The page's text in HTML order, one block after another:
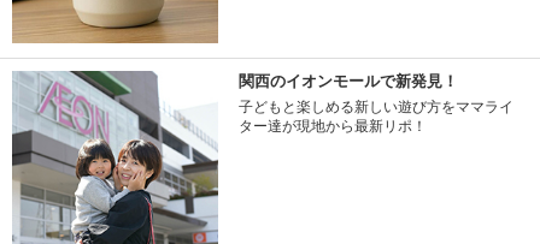
関西のイオンモールで新発見！
子どもと楽しめる新しい遊び方をママライ
ター達が現地から最新リポ！